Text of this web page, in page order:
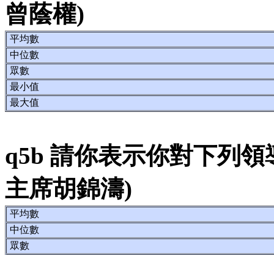
曾蔭權)
平均數
中位數
眾數
最小值
最大值
q5b 請你表示你對下列
主席胡錦濤)
平均數
中位數
眾數